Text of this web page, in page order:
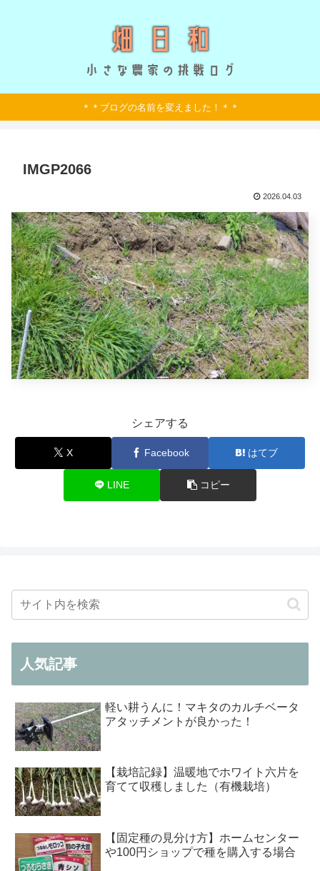
＊＊ブログの名前を変えました！＊＊
IMGP2066
2026.04.03
シェアする
X Facebook はてブ
LINE コピー
人気記事
軽い耕うんに！マキタのカルチベータ
アタッチメントが良かった！
【栽培記録】温暖地でホワイト六片を
育てて収穫しました（有機栽培）
【固定種の見分け方】ホームセンター
や100円ショップで種を購入する場合